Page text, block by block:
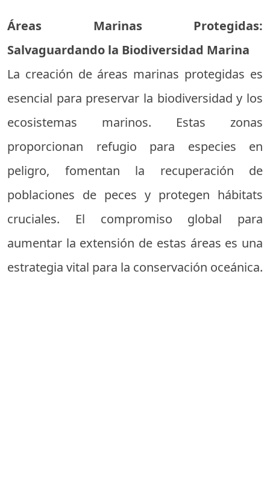
Áreas Marinas Protegidas:
Salvaguardando la Biodiversidad Marina
La creación de áreas marinas protegidas es
esencial para preservar la biodiversidad y los
ecosistemas marinos. Estas zonas
proporcionan refugio para especies en
peligro, fomentan la recuperación de
poblaciones de peces y protegen hábitats
cruciales. El compromiso global para
aumentar la extensión de estas áreas es una
estrategia vital para la conservación oceánica.